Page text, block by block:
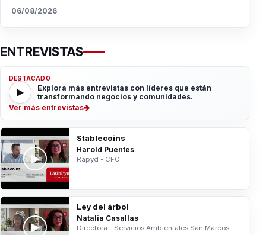
06/08/2026
ENTREVISTAS
DESTACADO
Explora más entrevistas con líderes que están
transformando negocios y comunidades.
Ver más entrevistas
Stablecoins
Harold Puentes
Rapyd - CFO
Ley del árbol
Natalia Casallas
Directora - Servicios Ambientales San Marcos